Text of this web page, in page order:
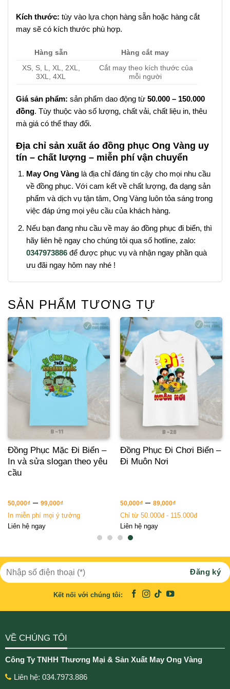
Kích thước: tùy vào lựa chọn hàng sẵn hoặc hàng cắt
may sẽ có kích thước phù hợp.
Hàng sẵn
Hàng cắt may
XS, S, L, XL, 2XL,
3XL, 4XL
Cắt may theo kích thước của
mỗi người
Giá sản phẩm: sản phẩm dao động từ 50.000 – 150.000
đồng. Tùy thuộc vào số lượng, chất vải, chất liệu in, thêu
mà giá có thể thay đổi.
Địa chỉ sản xuất áo đồng phục Ong Vàng uy
tín – chất lượng – miễn phí vận chuyển
May Ong Vànglà địa chỉ đáng tin cậy cho mọi nhu cầu
về đồng phục. Với cam kết về chất lượng, đa dạng sản
phẩm và dịch vụ tận tâm, Ong Vàng luôn tỏa sáng trong
việc đáp ứng mọi yêu cầu của khách hàng.
Nếu bạn đang nhu cầu về may áo đồng phục đi biển, thì
hãy liên hệ ngay cho chúng tôi qua số hotline, zalo:
0347973886để được phục vụ và nhận ngay phần quà
ưu đãi ngay hôm nay nhé !
SẢN PHẨM TƯƠNG TỰ
Đồng Phục Đi Chơi Biển –
Đi Muôn Nơi
50,000₫– 89,000₫
Chỉ từ 50.000đ - 115.000đ
Liên hệ ngay
Đồng Phục Mặc Đi Biển –
In và sửa slogan theo yêu
cầu
50,000₫– 99,000₫
In miễn phí mọi ý tưởng
Liên hệ ngay
Kết nối với chúng tôi:
VỀ CHÚNG TÔI
Công Ty TNHH Thương Mại & Sản Xuất May Ong Vàng
Liên hệ: 034.7973.886